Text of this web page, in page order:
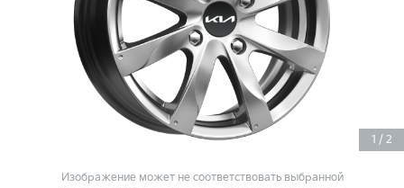
1 / 2
Изображение может не соответствовать выбранной